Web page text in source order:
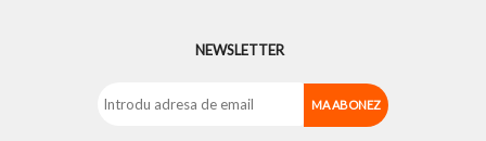
NEWSLETTER